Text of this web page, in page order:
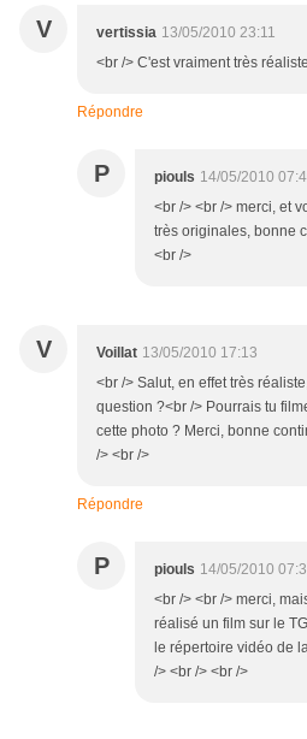
V vertissia 13/05/2010 23:11
<br /> C'est vraiment très
Répondre
P piouls 14/05/2010
<br /> <br /> merci, et
très originales, bonne
<br />
V Voillat 13/05/2010 17:13
<br /> Salut, en effet très
question ?<br /> Pourrais tu
cette photo ? Merci, bonne
/> <br />
Répondre
P piouls 14/05/2010
<br /> <br /> merci,
réalisé un film sur le
le répertoire vidéo de
/> <br /> <br />